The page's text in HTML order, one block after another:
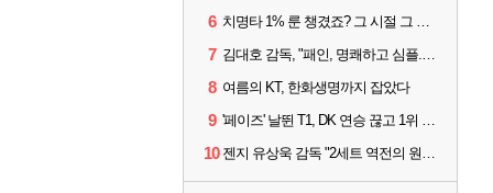
6 치명타 1% 룬 챙겼죠? 그 시절 그 감성 '롤 클래식' 30일 출시
7 김대호 감독, "패인, 명쾌하고 심플...다시 힘낼 수 있어"
8 여름의 KT, 한화생명까지 잡았다
9 '페이즈' 날뛴 T1, DK 연승 끊고 1위 지켜
10 젠지 유상욱 감독 "2세트 역전의 원인...너무 급했다"